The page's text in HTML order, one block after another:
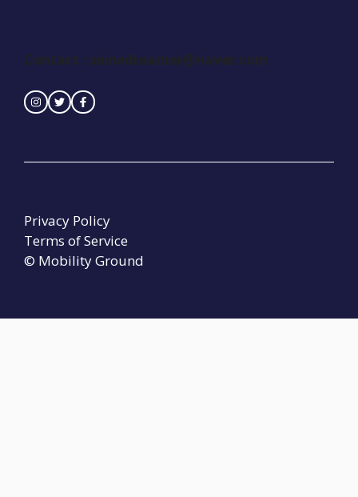
Contact : seinedreamer@naver.com
© Mobility Ground
Privacy Policy
Terms of Service